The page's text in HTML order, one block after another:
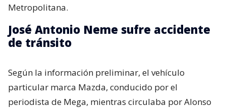
Metropolitana.
José Antonio Neme sufre accidente
de tránsito
Según la información preliminar, el vehículo
particular marca Mazda, conducido por el
periodista de Mega, mientras circulaba por Alonso